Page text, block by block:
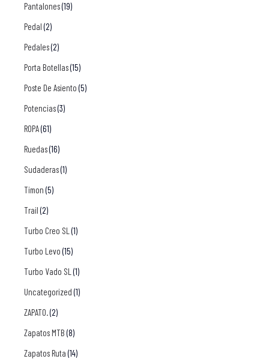
Pantalones(19)
Pedal (2)
Pedales(2)
Porta Botellas(15)
Poste De Asiento (5)
Potencias(3)
ROPA(61)
Ruedas(16)
Sudaderas(1)
Timon (5)
Trail (2)
Turbo Creo SL (1)
Turbo Levo (15)
Turbo Vado SL (1)
Uncategorized (1)
ZAPATO.(2)
Zapatos MTB (8)
Zapatos Ruta (14)